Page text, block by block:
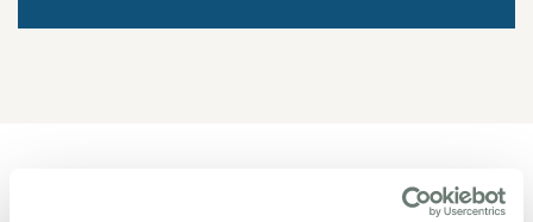
ein Badezimmer mit Dusche, Waschbecken und